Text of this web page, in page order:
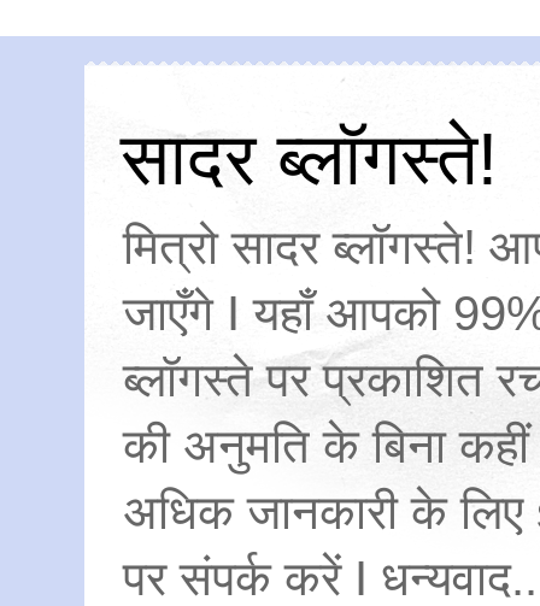
सादर ब्लॉगस्ते!
मित्रो सादर ब्लॉगस्ते!
जाएँगे I यहाँ आपको
ब्लॉगस्ते पर प्रकाशित
की अनुमति के बिना
अधिक जानकारी के लिए
पर संपर्क करें I